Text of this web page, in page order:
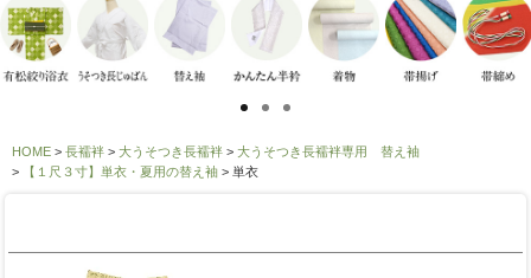
HOME 長襦袢 大うそつき長襦袢
大うそつき長襦袢専用 替え袖
【１尺３寸】単衣・夏用の替え袖
単衣